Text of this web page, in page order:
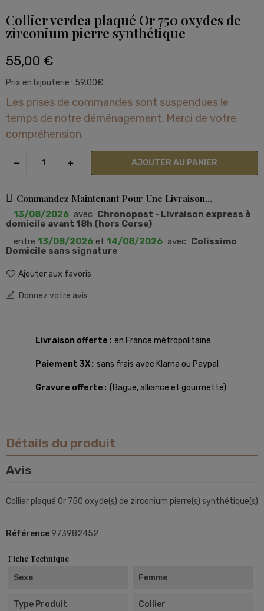
Collier verdea plaqué Or 750 oxydes de
zirconium pierre synthétique
55,00 €
Prix en bijouterie : 59.00€
Les prises de commandes sont suspendues le
temps de notre déménagement. Merci de votre
compréhension.
AJOUTER AU PANIER
Commandez Maintenant Pour Une Livraison...
13/08/2026 avec Chronopost - Livraison express à
domicile avant 18h (hors Corse)
entre 13/08/2026 et 14/08/2026 avec Colissimo
Domicile sans signature
Ajouter aux favoris
Donnez votre avis
Livraison offerte en France métropolitaine
Paiement 3X sans frais avec Klarna ou Paypal
Gravure offerte (Bague, alliance et gourmette)
Détails du produit
Avis
Collier plaqué Or 750 oxyde(s) de zirconium pierre(s) synthétique(s)
Référence 973982452
Fiche Technique
Sexe
Femme
Type Produit Collier